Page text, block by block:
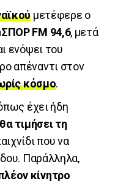
μετέφερε ο
FM 94,6, μετά
ενόψει του
απέναντι στον
κόσμο.
έχει ήδη
θα τιμήσει τη
που να
Παράλληλα,
κίνητρο